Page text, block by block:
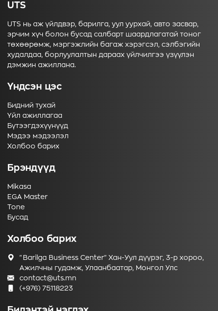
UTS
UTS нь аж үйлдвэр, барилга, уул уурхай, авто засвар,
эрчим хүч болон бусад салбарт шаардлагатай тоног
төхөөрөмж, мэргэжлийн багаж хэрэгсэл, сэлбэгийн
худалдаа, борлуулалтын дараах үйлчилгээ үзүүлэн
дэмжин ажиллана.
Үндсэн цэс
Бидний тухай
Үйл ажиллагаа
Бүтээгдэхүүнүүд
Мэдээ мэдээлэл
Холбоо барих
Брэндүүд
Mikasa
EGA Master
Tone
Бусад
Холбоо барих
"Barilga Business Center" Хан-Уул дүүрэг, 3-р хороо,
Ажилчны гудамж, Улаанбаатар, Монгол Улс
contact@uts.mn
(+976) 75118223